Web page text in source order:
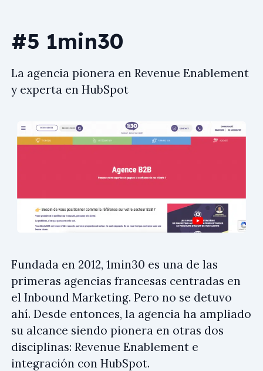
#5 1min30
La agencia pionera en Revenue Enablement
y experta en HubSpot
Fundada en 2012, 1min30 es una de las
primeras agencias francesas centradas en
el Inbound Marketing. Pero no se detuvo
ahí. Desde entonces, la agencia ha ampliado
su alcance siendo pionera en otras dos
disciplinas: Revenue Enablement e
integración con HubSpot.